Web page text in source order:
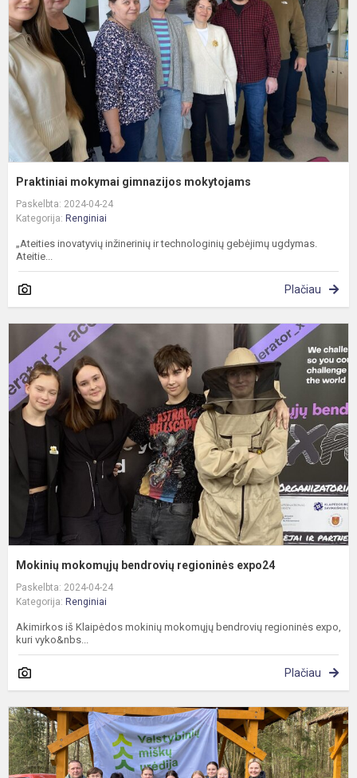
Praktiniai mokymai gimnazijos mokytojams
Paskelbta: 2024-04-24
Kategorija: Renginiai
„Ateities inovatyvių inžinerinių ir technologinių gebėjimų ugdymas.
Ateitie...
Plačiau
Mokinių mokomųjų bendrovių regioninės expo24
Paskelbta: 2024-04-24
Kategorija: Renginiai
Akimirkos iš Klaipėdos mokinių mokomųjų bendrovių regioninės expo,
kuri vyko&nbs...
Plačiau